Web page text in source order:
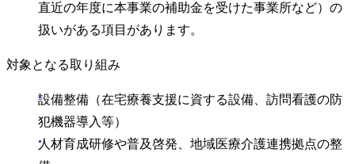
直近の年度に本事業の補助金を受けた事業所など）の
扱いがある項目があります。
対象となる取り組み
設備整備（在宅療養支援に資する設備、訪問看護の防
犯機器導入等）
人材育成研修や普及啓発、地域医療介護連携拠点の整